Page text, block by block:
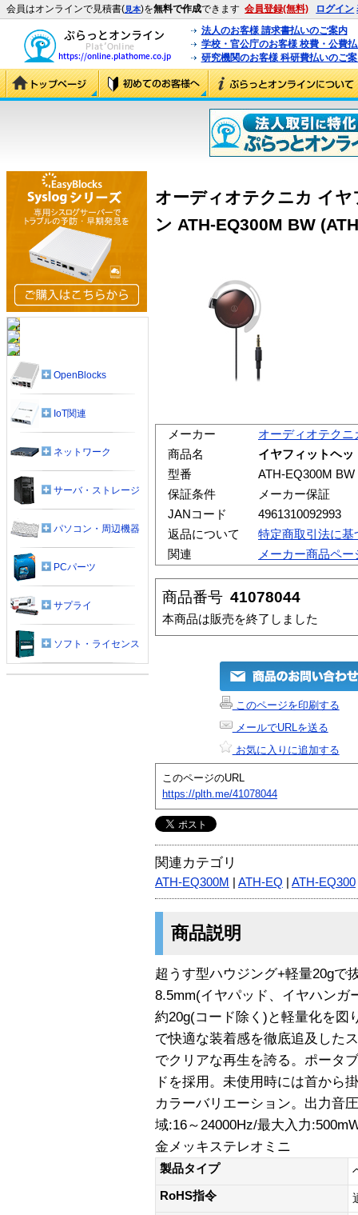
会員はオンラインで見積書(見本)を無料で作成できます 会員登録(無料) ログイン
法人のお客様 請求書払いのご案内
学校・官公庁のお客様 校費・公費
研究機関のお客様 科研費払いのご
オーディオテクニカ イ
ン ATH-EQ300M BW
メーカー
オーディオテクニ
商品名
イヤフィットヘ
型番
ATH-EQ300M BW
保証条件
メーカー保証
JANコード
4961310092993
返品について
特定商取引法に基
関連
メーカー商品ペー
商品番号 41078044
本商品は販売を終了しました
このページを印刷する
メールでURLを送る
お気に入りに追加する
このページのURL
https://plth.me/41078044
関連カテゴリ
ATH-EQ300M ATH-EQ ATH-EQ300
商品説明
超うす型ハウジング+軽量20gで
8.5mm(イヤパッド、イヤハンガ
約20g(コード除く)と軽量化を図
で快適な装着感を徹底追及した
でクリアな再生を誇る。ポータ
ドを採用。未使用時には首から
カラーバリエーション。出力音
域:16～24000Hz/最大入力
金メッキステレオミニ
製品タイプ
RoHS指令
OpenBlocks
IoT関連
ネットワーク
サーバ・ストレージ
パソコン・周辺機器
PCパーツ
サプライ
ソフト・ライセンス